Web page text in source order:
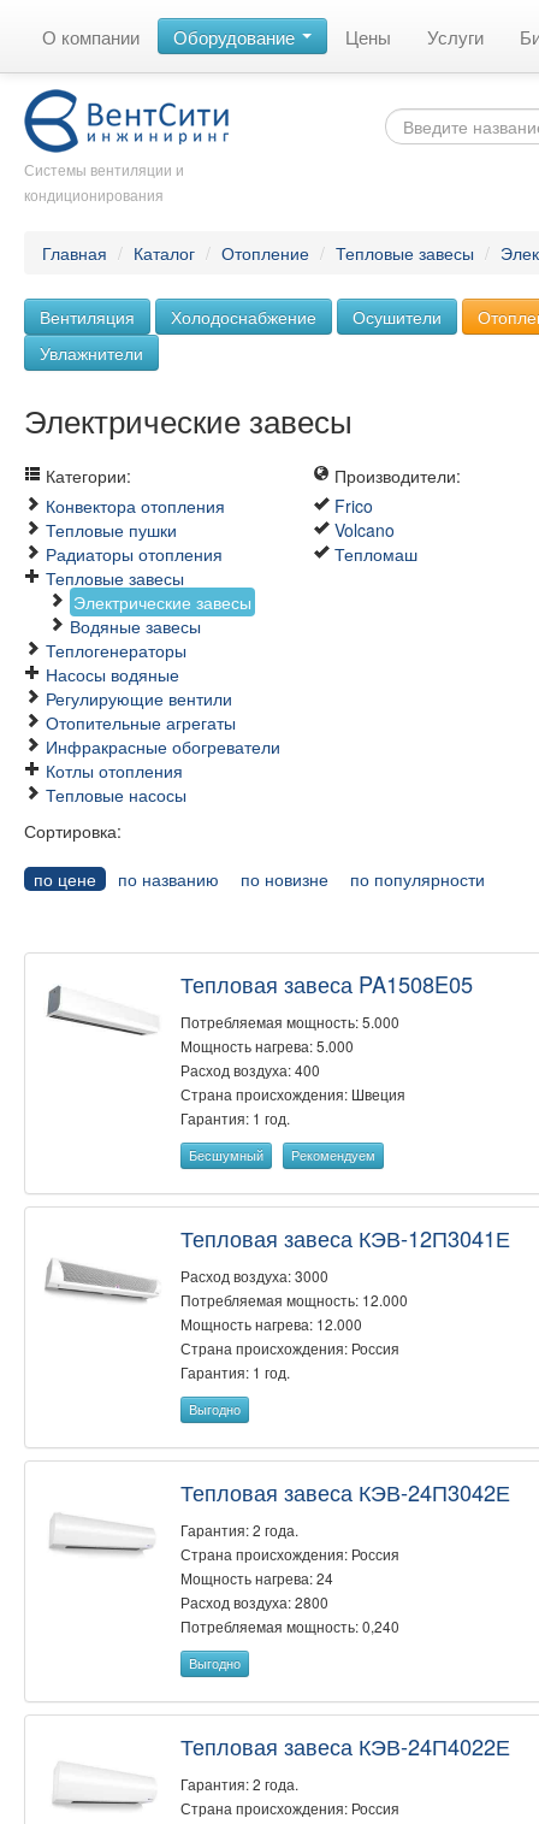
О компании Оборудование Цены Услуги
Системы вентиляции и
кондиционирования
Главная / Каталог / Отопление / Тепловые завесы /
Вентиляция Холодоснабжение Осушители
Увлажнители
Электрические завесы
Категории:
Конвектора отопления
Тепловые пушки
Радиаторы отопления
Тепловые завесы
Электрические завесы
Водяные завесы
Теплогенераторы
Насосы водяные
Регулирующие вентили
Отопительные агрегаты
Инфракрасные обогреватели
Котлы отопления
Тепловые насосы
Производители:
Frico
Volcano
Тепломаш
Сортировка:
по цене
по названию по новизне по популярности
Тепловая завеса PA1508E05
Потребляемая мощность: 5.000
Мощность нагрева: 5.000
Расход воздуха: 400
Страна происхождения: Швеция
Гарантия: 1 год.
Бесшумный Рекомендуем
Тепловая завеса КЭВ-12П3041Е
Расход воздуха: 3000
Потребляемая мощность: 12.000
Мощность нагрева: 12.000
Страна происхождения: Россия
Гарантия: 1 год.
Выгодно
Тепловая завеса КЭВ-24П3042Е
Гарантия: 2 года.
Страна происхождения: Россия
Мощность нагрева: 24
Расход воздуха: 2800
Потребляемая мощность: 0,240
Выгодно
Тепловая завеса КЭВ-24П4022Е
Гарантия: 2 года.
Страна происхождения: Россия